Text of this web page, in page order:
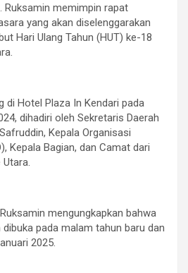
Ruksamin memimpin rapat
yang akan diselenggarakan
Hari Ulang Tahun (HUT) ke-18
di Hotel Plaza In Kendari pada
dihadiri oleh Sekretaris Daerah
Kepala Organisasi
Kepala Bagian, dan Camat dari
mengungkapkan bahwa
pada malam tahun baru dan
2025.